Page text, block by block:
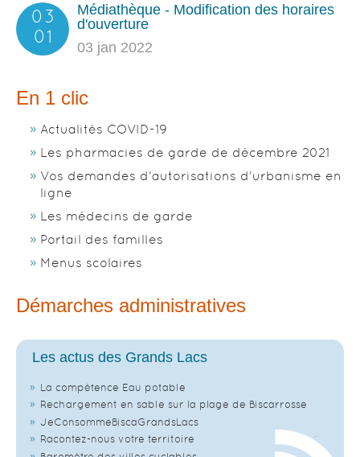
03
01
Médiathèque - Modification des horaires
d'ouverture
03 jan 2022
En 1 clic
Actualités COVID-19
Les pharmacies de garde de décembre 2021
Vos demandes d'autorisations d'urbanisme en
ligne
Les médecins de garde
Portail des familles
Menus scolaires
Démarches administratives
Les actus des Grands Lacs
La compétence Eau potable
Rechargement en sable sur la plage de Biscarrosse
JeConsommeBiscaGrandsLacs
Racontez-nous votre territoire